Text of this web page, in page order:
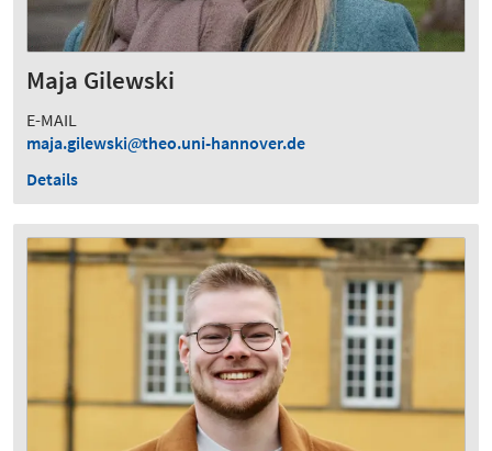
Maja Gilewski
E-MAIL
maja.gilewski
theo.uni-hannover.de
Details